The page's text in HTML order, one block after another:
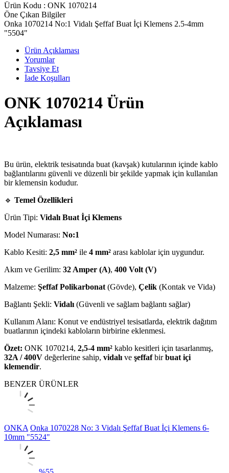
Ürün Kodu : ONK 1070214
Öne Çıkan Bilgiler
Onka 1070214 No:1 Vidalı Şeffaf Buat İçi Klemens 2.5-4mm
"5504"
Ürün Açıklaması
Yorumlar
Tavsiye Et
İade Koşulları
ONK 1070214 Ürün
Açıklaması
Bu ürün, elektrik tesisatında buat (kavşak) kutularının içinde kablo
bağlantılarını güvenli ve düzenli bir şekilde yapmak için kullanılan
bir klemensin kodudur.
🔹 Temel Özellikleri
Ürün Tipi: Vidalı Buat İçi Klemens
Model Numarası: No:1
Kablo Kesiti: 2,5 mm² ile 4 mm² arası kablolar için uygundur.
Akım ve Gerilim: 32 Amper (A), 400 Volt (V)
Malzeme: Şeffaf Polikarbonat (Gövde), Çelik (Kontak ve Vida)
Bağlantı Şekli: Vidalı (Güvenli ve sağlam bağlantı sağlar)
Kullanım Alanı: Konut ve endüstriyel tesisatlarda, elektrik dağıtım
buatlarının içindeki kabloların birbirine eklenmesi.
Özet: ONK 1070214, 2,5-4 mm² kablo kesitleri için tasarlanmış,
32A / 400V değerlerine sahip, vidalı ve şeffafbirbuat içi
klemendir.
BENZER ÜRÜNLER
ONKA Onka 1070228 No: 3 Vidalı Şeffaf Buat İçi Klemens 6-
10mm "5524"